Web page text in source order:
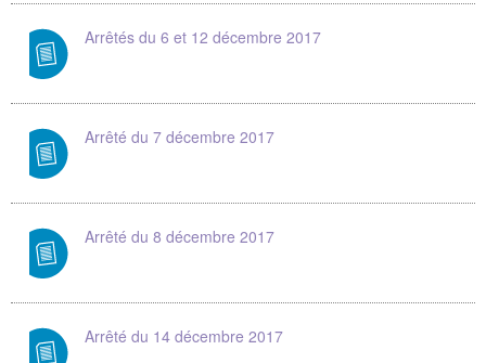
Arrêtés du 6 et 12 décembre 2017
Arrêté du 7 décembre 2017
Arrêté du 8 décembre 2017
Arrêté du 14 décembre 2017